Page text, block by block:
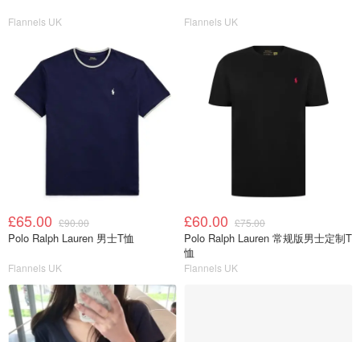
Flannels UK Flannels UK
£65.00 £90.00
Polo Ralph Lauren 男士T恤
Flannels UK
£60.00 £75.00
Polo Ralph Lauren 常规版男士定制T
恤
Flannels UK